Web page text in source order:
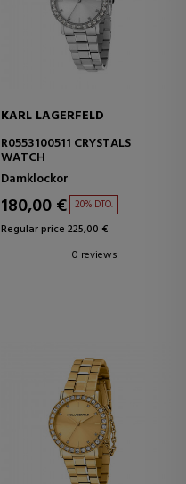
KARL LAGERFELD
R0553100511 CRYSTALS
WATCH
Damklockor
180,00 € 20% DTO.
Regular price 225,00 €
0 reviews